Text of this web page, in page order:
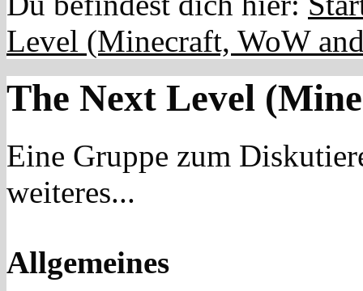
Level (Minecraft, WoW
The Next Level
Eine Gruppe zum
weiteres...
Allgemeines